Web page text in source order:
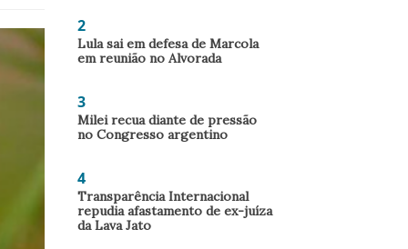
2
Lula sai em defesa de Marcola
em reunião no Alvorada
3
Milei recua diante de pressão
no Congresso argentino
4
Transparência Internacional
repudia afastamento de ex-juíza
da Lava Jato